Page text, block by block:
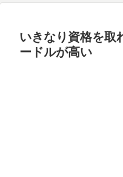
いきなり資格を
ードルが高い